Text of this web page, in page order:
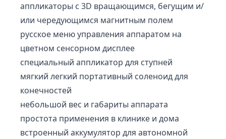
аппликаторы с 3D вращающимся, бегущим и/
или чередующимся магнитным полем
русское меню управления аппаратом на
цветном сенсорном дисплее
специальный аппликатор для ступней
мягкий легкий портативный соленоид для
конечностей
небольшой вес и габариты аппарата
простота применения в клинике и дома
встроенный аккумулятор для автономной